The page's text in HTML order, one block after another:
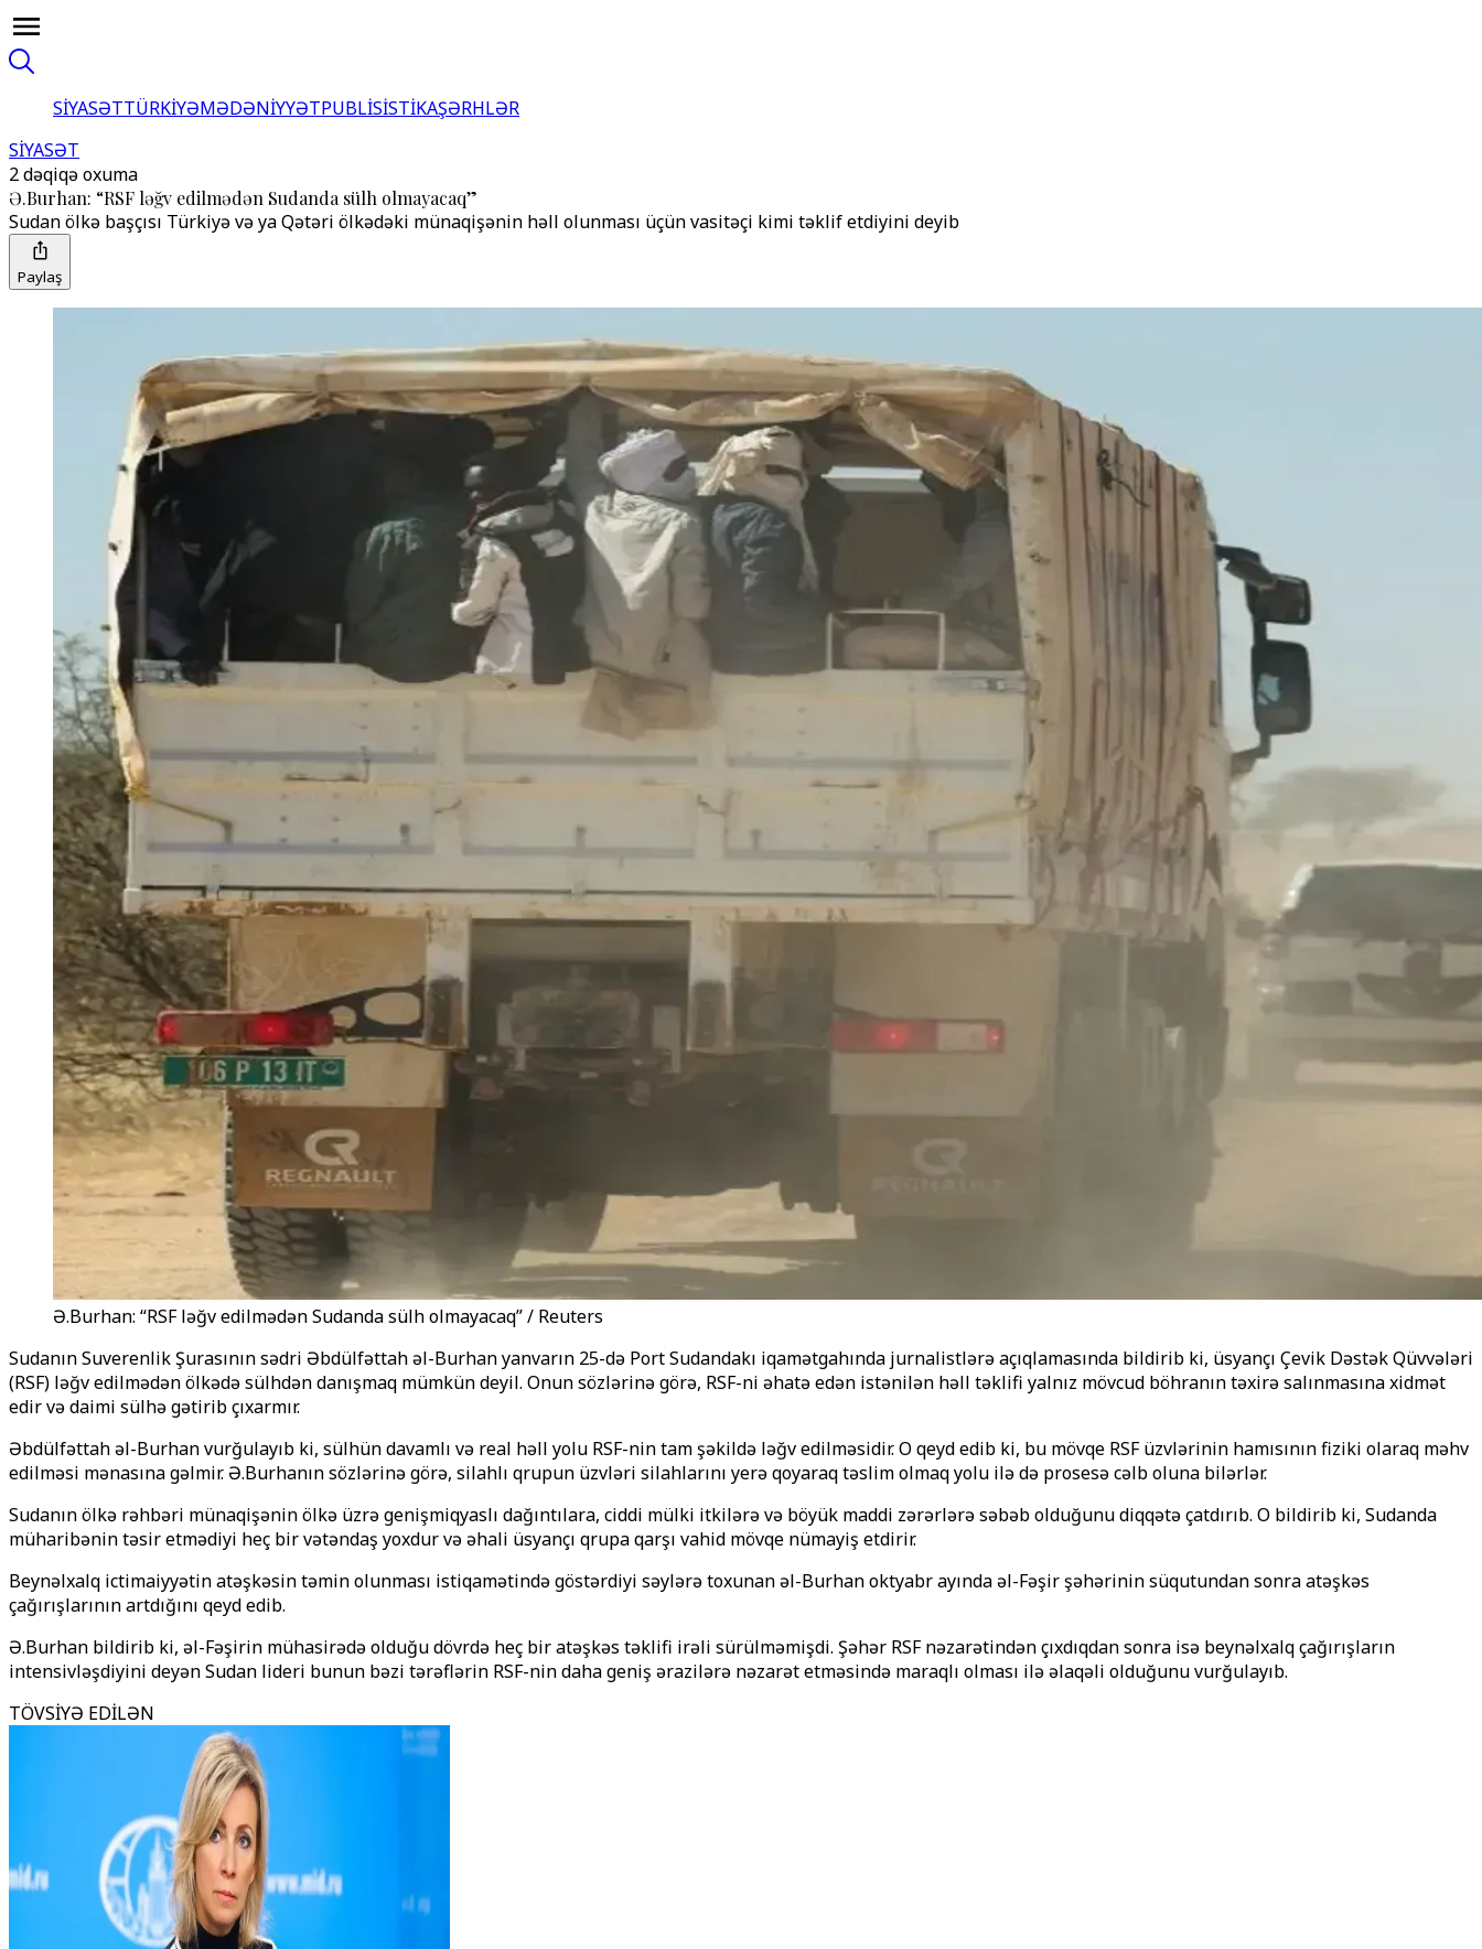
SİYASƏTTÜRKİYƏMƏDƏNİYYƏTPUBLİSİSTİKAŞƏRHLƏR
SİYASƏT
2 dəqiqə oxuma
Ə.Burhan: “RSF ləğv edilmədən Sudanda sülh olmayacaq”
Sudan ölkə başçısı Türkiyə və ya Qətəri ölkədəki münaqişənin həll olunması üçün vasitəçi kimi təklif etdiyini deyib
Paylaş
Ə.Burhan: “RSF ləğv edilmədən Sudanda sülh olmayacaq” / Reuters
Sudanın Suverenlik Şurasının sədri Əbdülfəttah əl-Burhan yanvarın 25-də Port Sudandakı iqamətgahında jurnalistlərə açıqlamasında bildirib ki, üsyançı Çevik Dəstək Qüvvələri
(RSF) ləğv edilmədən ölkədə sülhdən danışmaq mümkün deyil. Onun sözlərinə görə, RSF-ni əhatə edən istənilən həll təklifi yalnız mövcud böhranın təxirə salınmasına xidmət
edir və daimi sülhə gətirib çıxarmır.
Əbdülfəttah əl-Burhan vurğulayıb ki, sülhün davamlı və real həll yolu RSF-nin tam şəkildə ləğv edilməsidir. O qeyd edib ki, bu mövqe RSF üzvlərinin hamısının fiziki olaraq məhv
edilməsi mənasına gəlmir. Ə.Burhanın sözlərinə görə, silahlı qrupun üzvləri silahlarını yerə qoyaraq təslim olmaq yolu ilə də prosesə cəlb oluna bilərlər.
Sudanın ölkə rəhbəri münaqişənin ölkə üzrə genişmiqyaslı dağıntılara, ciddi mülki itkilərə və böyük maddi zərərlərə səbəb olduğunu diqqətə çatdırıb. O bildirib ki, Sudanda
müharibənin təsir etmədiyi heç bir vətəndaş yoxdur və əhali üsyançı qrupa qarşı vahid mövqe nümayiş etdirir.
Beynəlxalq ictimaiyyətin atəşkəsin təmin olunması istiqamətində göstərdiyi səylərə toxunan əl-Burhan oktyabr ayında əl-Fəşir şəhərinin süqutundan sonra atəşkəs
çağırışlarının artdığını qeyd edib.
Ə.Burhan bildirib ki, əl-Fəşirin mühasirədə olduğu dövrdə heç bir atəşkəs təklifi irəli sürülməmişdi. Şəhər RSF nəzarətindən çıxdıqdan sonra isə beynəlxalq çağırışların
intensivləşdiyini deyən Sudan lideri bunun bəzi tərəflərin RSF-nin daha geniş ərazilərə nəzarət etməsində maraqlı olması ilə əlaqəli olduğunu vurğulayıb.
TÖVSİYƏ EDİLƏN